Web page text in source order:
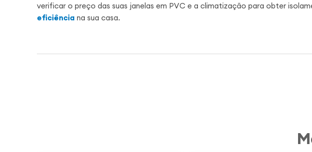
verificar o preço das suas janelas em PVC e a climatização para obter
eficiência na sua casa.